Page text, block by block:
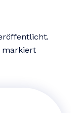
markiert